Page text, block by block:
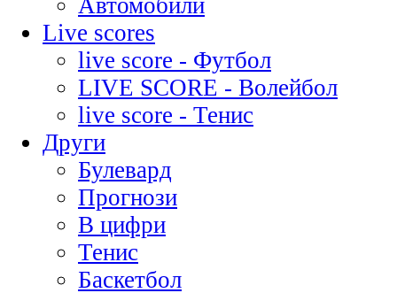
Автомобили
Live scores
live score - Футбол
LIVE SCORE - Волейбол
live score - Тенис
Други
Булевард
Прогнози
В цифри
Тенис
Баскетбол